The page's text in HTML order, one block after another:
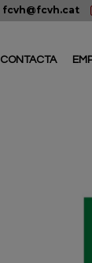
fcvh@fcvh.cat
CONTACTA